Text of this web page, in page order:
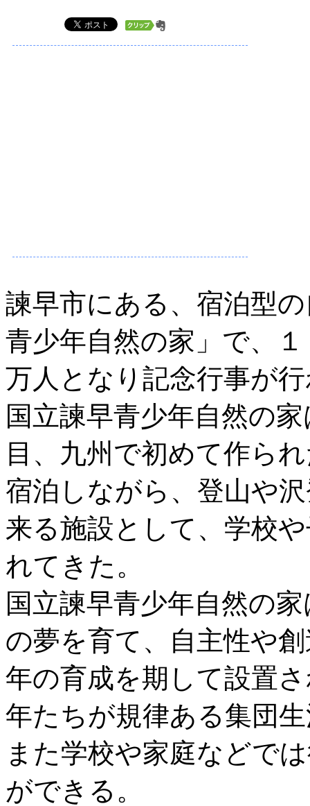
諫早市にある、宿泊型
青少年自然の家」で、
万人となり記念行事が
国立諫早青少年自然の
目、九州で初めて作ら
宿泊しながら、登山や
来る施設として、学校
れてきた。
国立諫早青少年自然の
の夢を育て、自主性や
年の育成を期して設置
年たちが規律ある集団
また学校や家庭などで
ができる。